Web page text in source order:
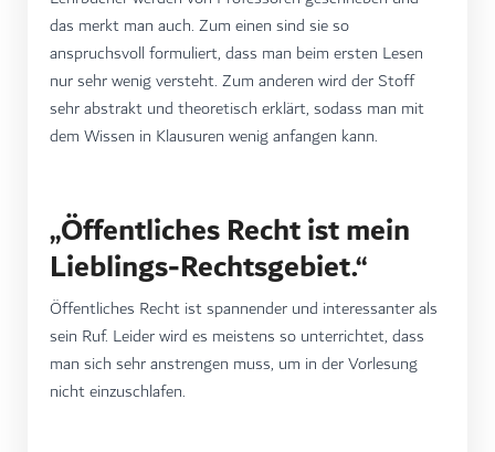
das merkt man auch. Zum einen sind sie so
anspruchsvoll formuliert, dass man beim ersten Lesen
nur sehr wenig versteht. Zum anderen wird der Stoff
sehr abstrakt und theoretisch erklärt, sodass man mit
dem Wissen in Klausuren wenig anfangen kann.
„Öffentliches Recht ist mein
Lieblings-Rechtsgebiet.“
Öffentliches Recht ist spannender und interessanter als
sein Ruf. Leider wird es meistens so unterrichtet, dass
man sich sehr anstrengen muss, um in der Vorlesung
nicht einzuschlafen.